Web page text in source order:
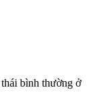
bình thường ở